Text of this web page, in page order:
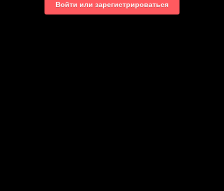
Войти или зарегистрироваться